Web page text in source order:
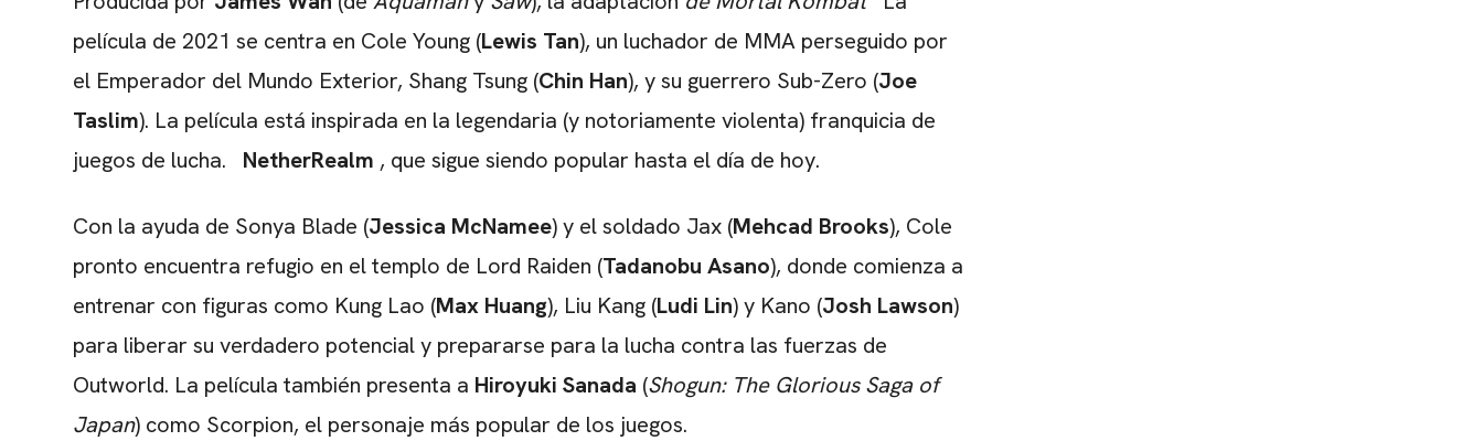
película de 2021 se centra en Cole Young (Lewis Tan), un luchador de MMA perseguido por
el Emperador del Mundo Exterior, Shang Tsung (Chin Han), y su guerrero Sub-Zero (Joe
Taslim). La película está inspirada en la legendaria (y notoriamente violenta) franquicia de
juegos de lucha.
NetherRealm , que sigue siendo popular hasta el día de hoy.
Con la ayuda de Sonya Blade (Jessica McNamee) y el soldado Jax (Mehcad Brooks), Cole
pronto encuentra refugio en el templo de Lord Raiden (Tadanobu Asano), donde comienza a
entrenar con figuras como Kung Lao (Max Huang), Liu Kang (Ludi Lin) y Kano (Josh Lawson)
para liberar su verdadero potencial y prepararse para la lucha contra las fuerzas de
Outworld. La película también presenta a Hiroyuki Sanada (Shogun: The Glorious Saga of
Japan) como Scorpion, el personaje más popular de los juegos.